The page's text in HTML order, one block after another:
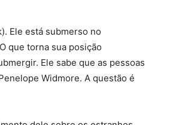
Ele está submerso no
que torna sua posição
Ele sabe que as pessoas
Widmore. A questão é